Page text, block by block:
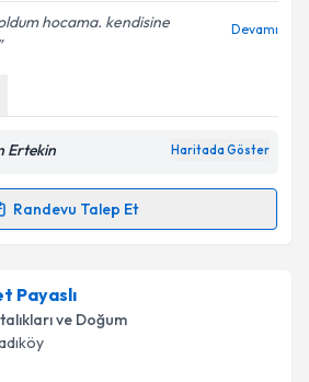
işlenmesine ilişkinAydınlatma
ve kişisel verilerimin belirtilen
Talebini Gönder
hocama. kendisine
Devamı
Ertekin Haritada Göster
Randevu Talep Et
Talebi
Tekin Ertekin
bu uzmandan randevu almanız
e-posta ile
Payaslı
ve Doğum